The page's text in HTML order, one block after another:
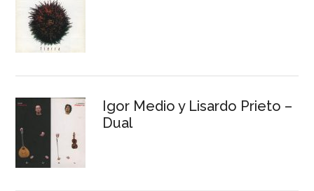
Igor Medio y Lisardo Prieto –
Dual